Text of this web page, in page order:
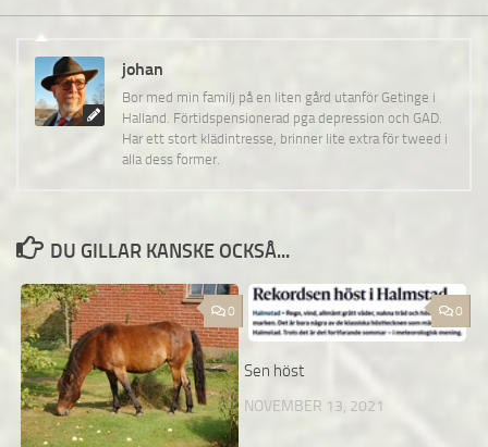
johan
Bor med min familj på en liten gård utanför Getinge i
Halland. Förtidspensionerad pga depression och GAD.
Har ett stort klädintresse, brinner lite extra för tweed i
alla dess former.
DU GILLAR KANSKE OCKSÅ...
0 0
Sen höst
NOVEMBER 13, 2021